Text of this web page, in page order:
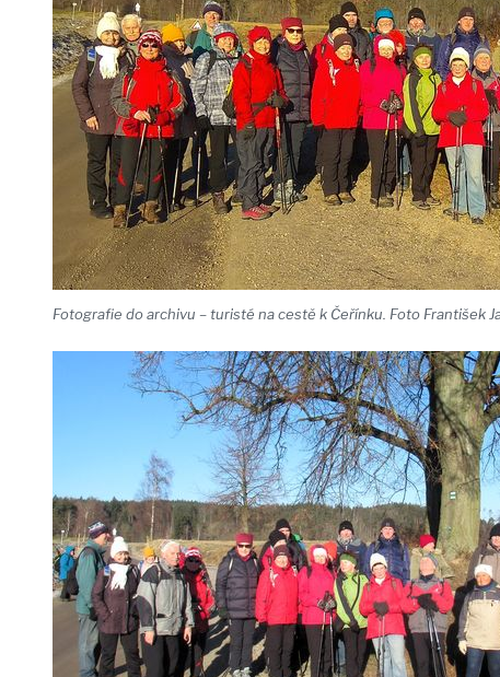
Fotografie do archivu – turisté na cestě k Čeřínku. Foto František